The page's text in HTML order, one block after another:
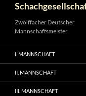
Zwölffacher Deutscher
Mannschaftsmeister
I. MANNSCHAFT
II. MANNSCHAFT
III. MANNSCHAFT